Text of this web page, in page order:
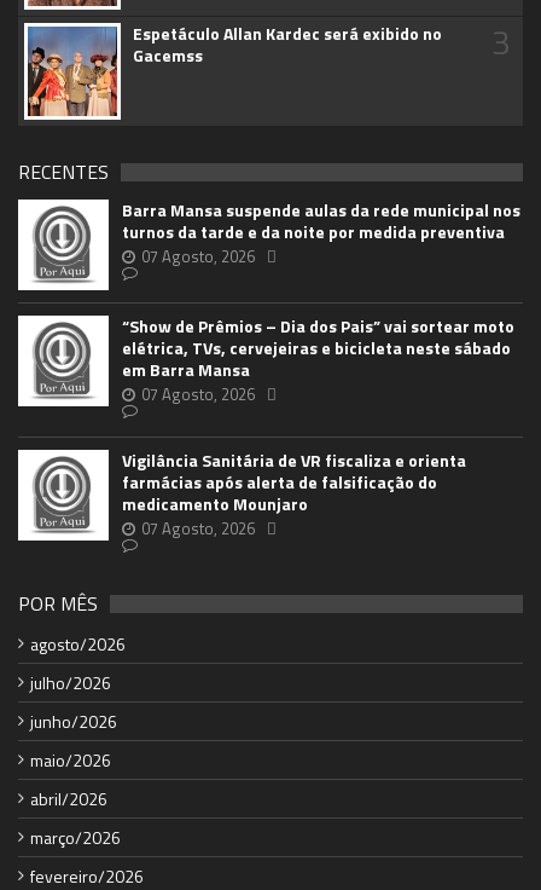
Espetáculo Allan Kardec será exibido no
Gacemss
3
RECENTES
Barra Mansa suspende aulas da rede municipal nos
turnos da tarde e da noite por medida preventiva
07 Agosto, 2026
“Show de Prêmios – Dia dos Pais” vai sortear moto
elétrica, TVs, cervejeiras e bicicleta neste sábado
em Barra Mansa
07 Agosto, 2026
Vigilância Sanitária de VR fiscaliza e orienta
farmácias após alerta de falsificação do
medicamento Mounjaro
07 Agosto, 2026
POR MÊS
agosto/2026
julho/2026
junho/2026
maio/2026
abril/2026
março/2026
fevereiro/2026